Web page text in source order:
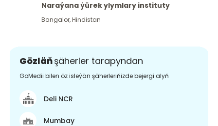
Naraýana ýürek ylymlary instituty
Bangalor,Hindistan
Gözläňşäherler tarapyndan
GoMedii bilen öz isleýän şäherleriňizde bejergi alyň
Deli NCR
Mumbay